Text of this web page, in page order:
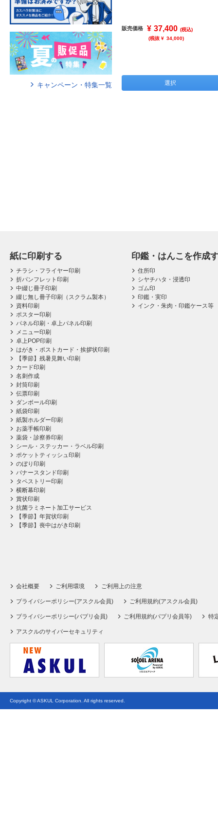
販売価格 ¥ 37,400 (税込)
(税抜 ¥ 34,000)
選択
キャンペーン・特集一覧
紙に印刷する
チラシ・フライヤー印刷
折パンフレット印刷
中綴じ冊子印刷
綴じ無し冊子印刷（スクラム製本）
資料印刷
ポスター印刷
パネル印刷・卓上パネル印刷
メニュー印刷
卓上POP印刷
はがき・ポストカード・挨拶状印刷
【季節】残暑見舞い印刷
カード印刷
名刺作成
封筒印刷
伝票印刷
ダンボール印刷
紙袋印刷
紙製ホルダー印刷
お薬手帳印刷
薬袋・診察券印刷
シール・ステッカー・ラベル印刷
ポケットティッシュ印刷
のぼり印刷
バナースタンド印刷
タペストリー印刷
横断幕印刷
賞状印刷
抗菌ラミネート加工サービス
【季節】年賀状印刷
【季節】喪中はがき印刷
印鑑・はんこを作成
住所印
シヤチハタ・浸透印
ゴム印
印鑑・実印
インク・朱肉・印鑑ケース等
会社概要 ご利用環境 ご利用上の注意
プライバシーポリシー(アスクル会員) ご利用規約(アスクル会員)
プライバシーポリシー(パプリ会員) ご利用規約(パプリ会員等) 特
アスクルのサイバーセキュリティ
Copyright © ASKUL Corporation. All rights reserved.